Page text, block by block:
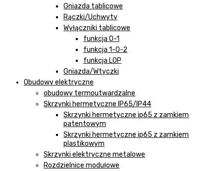
Gniazda tablicowe
Rączki/Uchwyty
Wyłączniki tablicowe
funkcja 0-1
funkcja 1-0-2
funkcja LOP
Gniazda/Wtyczki
Obudowy elektryczne
obudowy termoutwardzalne
Skrzynki hermetyczne IP65/IP44
Skrzynki hermetyczne ip65 z zamkiem
patentowym
Skrzynki hermetyczne ip65 z zamkiem
plastikowym
Skrzynki elektryczne metalowe
Rozdzielnice modułowe